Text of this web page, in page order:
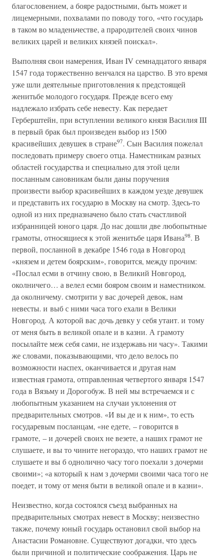
благословением, а бояре радостными, быть может и
лицемерными, похвалами по поводу того, «что государь
в таком во младеньчестве, а прародителей своих чинов
великих царей и великих князей поискал».
Выполняя свои намерения, Иван IV семнадцатого января
1547 года торжественно венчался на царство. В это время
уже шли деятельные приготовления к предстоящей
женитьбе молодого государя. Прежде всего ему
надлежало избрать себе невесту. Как передает
Герберштейн, при вступлении великого князя Василия III
в первый брак был произведен выбор из 1500
красивейших девушек в стране97. Сын Василия пожелал
последовать примеру своего отца. Наместникам разных
областей государства и специально для этой цели
посланным сановникам были даны поручения
произвести выбор красивейших в каждом уезде девушек
и представить их государю в Москву на смотр. Здесь-то
одной из них предназначено было стать счастливой
избранницей юного царя. До нас дошли две любопытные
грамоты, относящиеся к этой женитьбе царя Ивана98. В
первой, посланной в декабре 1546 года в Новгород
«князем и детем боярским», говорится, между прочим:
«Послал есми в отчину свою, в Великий Новгород,
околничего… а велел есми бояром своим и наместником.
да околничему. смотрити у вас дочерей девок, нам
невесты. и выб с ними часа того ехали в Велики
Новгород. А которой вас дочь девку у себя утаит. и тому
от меня быть в великой опале и в казни. А грамоту
посылайте меж себя сами, не издержавь ни часу». Такими
же словами, показывающими, что дело велось по
возможности наспех, оканчивается и другая нам
известная грамота, отправленная четвертого января 1547
года в Вязьму и Дорогобуж. В ней мы встречаемся и с
любопытным указанием на случаи уклонения от
предварительных смотров. «И вы де и к ним», то есть
государевым посланцам, «не едете, – говорится в
грамоте, – и дочерей своих не везете, а наших грамот не
слушаете, и вы то чините негораздо, что наших грамот не
слушаете и вы б однолично часу того поехали з дочерми
своими»; «а который к нам з дочерми своими часа того не
поедет, и тому от меня быти в великой опале и в казни».
Неизвестно, когда состоялся съезд выбранных на
предварительных смотрах невест в Москву; неизвестно
также, почему юный государь остановил свой выбор на
Анастасии Романовне. Существуют догадки, что здесь
были причиной и политические соображения. Царь не